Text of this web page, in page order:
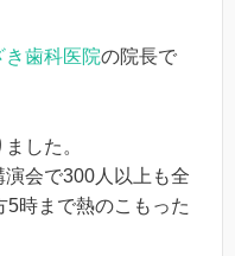
き歯科医院の院長で
した。
会で300人以上も全
5時まで熱のこもった